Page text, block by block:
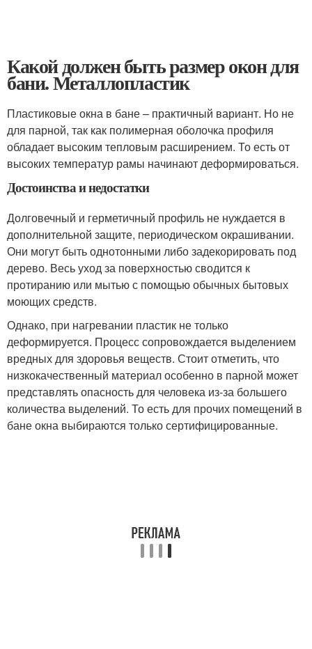
Какой должен быть размер окон для
бани. Металлопластик
Пластиковые окна в бане – практичный вариант. Но не
для парной, так как полимерная оболочка профиля
обладает высоким тепловым расширением. То есть от
высоких температур рамы начинают деформироваться.
Достоинства и недостатки
Долговечный и герметичный профиль не нуждается в
дополнительной защите, периодическом окрашивании.
Они могут быть однотонными либо задекорировать под
дерево. Весь уход за поверхностью сводится к
протиранию или мытью с помощью обычных бытовых
моющих средств.
Однако, при нагревании пластик не только
деформируется. Процесс сопровождается выделением
вредных для здоровья веществ. Стоит отметить, что
низкокачественный материал особенно в парной может
представлять опасность для человека из-за большего
количества выделений. То есть для прочих помещений в
бане окна выбираются только сертифицированные.